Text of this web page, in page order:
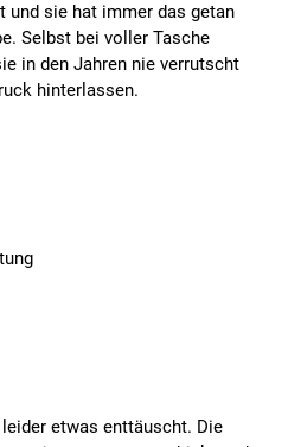
und sie hat immer das getan
Selbst bei voller Tasche
in den Jahren nie verrutscht
hinterlassen.
etwas enttäuscht. Die